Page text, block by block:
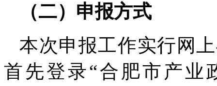
（二）申报方式
本次申报工作实行网
首先登录“合肥市产业